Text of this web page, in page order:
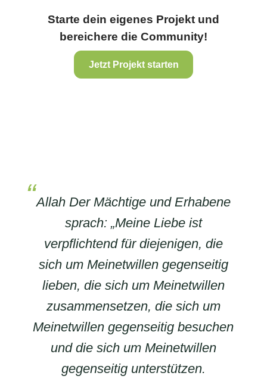
Starte dein eigenes Projekt und
bereichere die Community!
Jetzt Projekt starten
Allah Der Mächtige und Erhabene
sprach: „Meine Liebe ist
verpflichtend für diejenigen, die
sich um Meinetwillen gegenseitig
lieben, die sich um Meinetwillen
zusammensetzen, die sich um
Meinetwillen gegenseitig besuchen
und die sich um Meinetwillen
gegenseitig unterstützen.